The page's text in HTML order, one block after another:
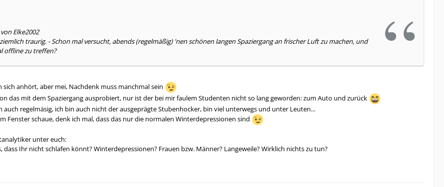
Elke2002
traurig. - Schon mal versucht, abends (regelmäßig) 'nen schönen langen Spaziergang an frischer Luft zu machen, und
offline zu treffen?
sich anhört, aber mei, Nachdenk muss manchmal sein
das mit dem Spaziergang ausprobiert, nur ist der bei mir faulem Studenten nicht so lang geworden: zum Auto und zurück
auch regelmäsig, ich bin auch nicht der ausgeprägte Stubenhocker, bin viel unterwegs und unter Leuten...
Fenster schaue, denk ich mal, dass das nur die normalen Winterdepressionen sind
unter euch:
dass Ihr nicht schlafen könnt? Winterdepressionen? Frauen bzw. Männer? Langeweile? Wirklich nichts zu tun?